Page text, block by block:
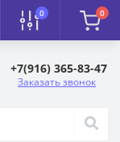
0 0
+7(916) 365-83-47
Заказать звонок